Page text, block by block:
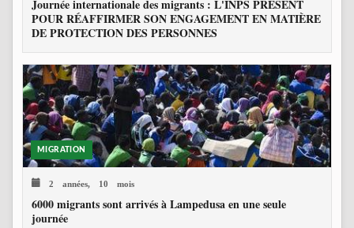
Journée internationale des migrants : L'INPS PRÉSENT
POUR RÉAFFIRMER SON ENGAGEMENT EN MATIÈRE
DE PROTECTION DES PERSONNES
MIGRATION
2 années, 10 mois
6000 migrants sont arrivés à Lampedusa en une seule
journée